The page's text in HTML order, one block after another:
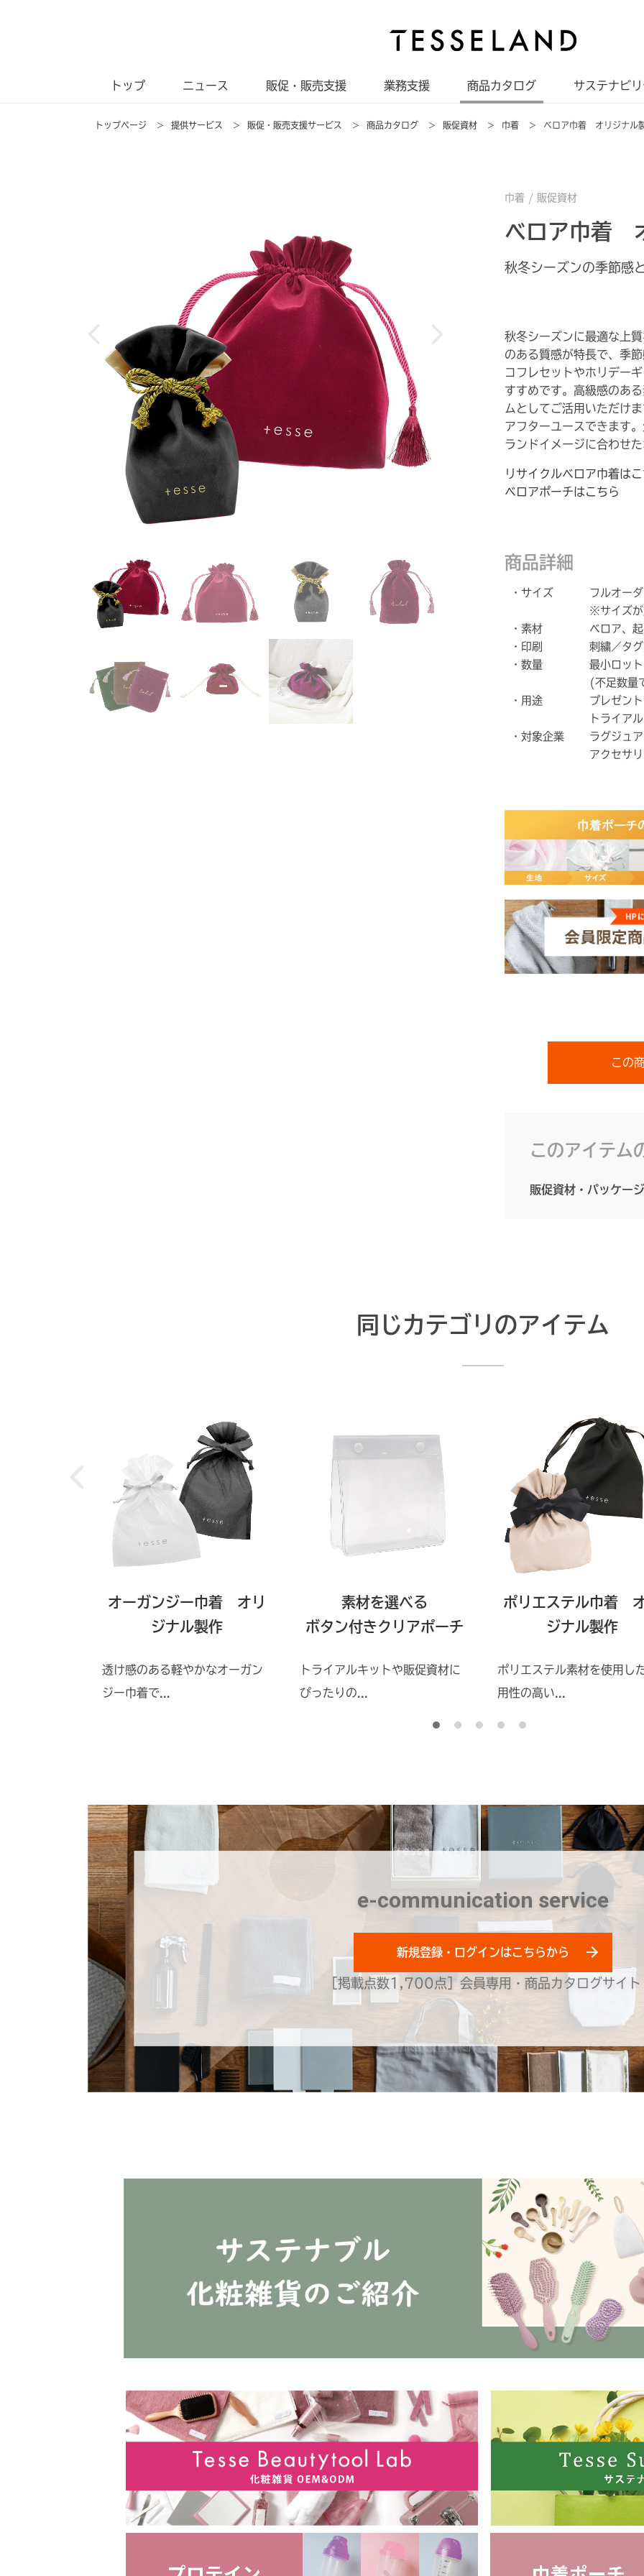
トップ ニュース 販促・販売支援 業務支援 商品カタログ サステナビ
トップページ > 提供サービス > 販促・販売支援サービス > 商品カタログ > 販促資材 > 巾着 > ベロア巾着 オリジナル
巾着 / 販促資材
ベロア巾着
秋冬シーズンの季節感
秋冬シーズンに最適な上
のある質感が特長で、季
コフレセットやホリデー
すすめです。高級感のあ
ムとしてご活用いただけ
アフターユースできます
ランドイメージに合わせ
リサイクルベロア巾着は
ベロアポーチはこちら
商品詳細
・サイズ
フルオー
※サイズが
・素材
ベロア、
・印刷
刺繍／タ
・数量
最小ロッ
(不足数量
・用途
プレゼン
トライア
・対象企業
ラグジュ
アクセサ
この
このアイテム
販促資材・パッケージ
同じカテゴリのアイテム
オーガンジー巾着 オリ
ジナル製作
透け感のある軽やかなオーガン
ジー巾着で...
素材を選べる
ボタン付きクリアポーチ
トライアルキットや販促資材に
ぴったりの...
ポリエステル巾着
ジナル製作
ポリエステル素材を使用し
用性の高い...
e-communication service
［掲載点数1,700点］会員専用・商品カタログサイト
新規登録・ログインはこちらから